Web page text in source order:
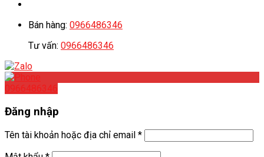
Bán hàng: 0966486346
Tư vấn: 0966486346
0966486346
Đăng nhập
Tên tài khoản hoặc địa chỉ email *